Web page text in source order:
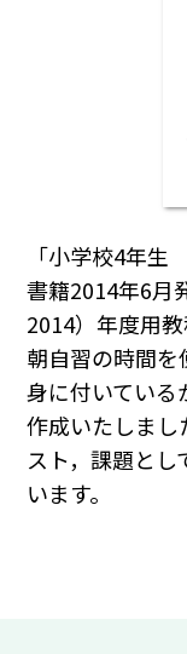
「小学校4年
書籍2014年6月
2014）年度用
朝自習の時間
身に付いている
作成いたしまし
スト，課題と
います。